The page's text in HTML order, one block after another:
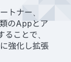
トナー、
のAppとア
ことで、
強化し拡張